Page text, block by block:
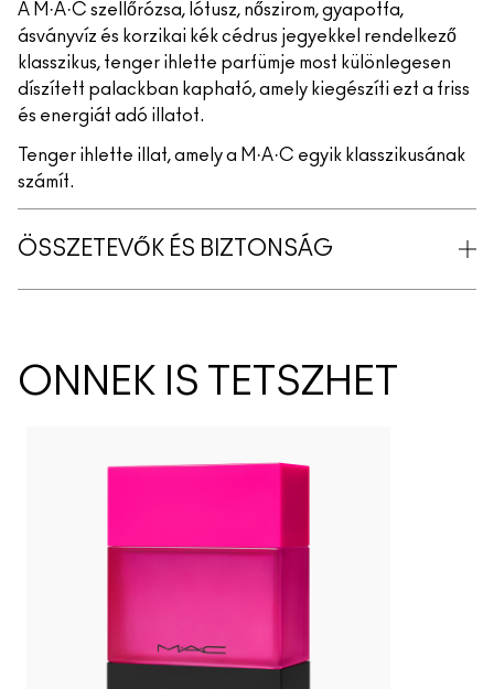
A M·A·C szellőrózsa, lótusz, nőszirom, gyapotfa,
ásványvíz és korzikai kék cédrus jegyekkel rendelkező
klasszikus, tenger ihlette parfümje most különlegesen
díszített palackban kapható, amely kiegészíti ezt a friss
és energiát adó illatot.
Tenger ihlette illat, amely a M·A·C egyik klasszikusának
számít.
ÖSSZETEVŐK ÉS BIZTONSÁG
ÖNNEK IS TETSZHET